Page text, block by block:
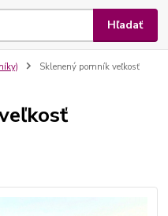
Hľadať
Sklenený pomník veľkosť